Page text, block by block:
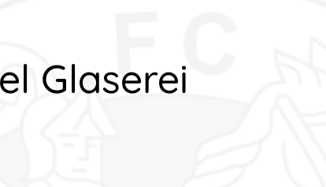
Glaserei